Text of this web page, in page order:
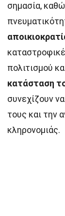
σημασία,
πολιτισμού
κατάσταση
συνεχίζουν
τους και την
κληρονομιάς.